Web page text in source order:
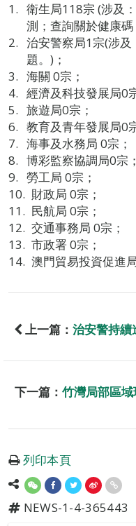
衛生局118宗 (涉及
測；查詢關於健康
治安警察局1宗(涉
題。)；
海關 0宗；
經濟及科技發展局0
旅遊局0宗；
教育及青年發展局0
海事及水務局 0宗；
博彩監察協調局0宗；
勞工局 0宗；
財政局 0宗；
民航局 0宗；
交通事務局 0宗；
市政署 0宗；
澳門貿易投資促進局
上一篇： 治安警持續
下一篇： 竹灣局部區
列印本頁
NEWS-1-4-365443